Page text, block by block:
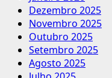
Dezembro 2025
Novembro 2025
Outubro 2025
Setembro 2025
Agosto 2025